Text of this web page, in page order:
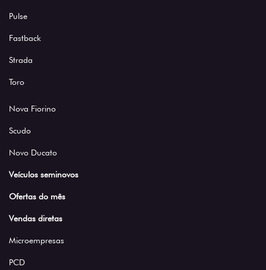
Pulse
Fastback
Strada
Toro
Nova Fiorino
Scudo
Novo Ducato
Veículos seminovos
Ofertas do mês
Vendas diretas
Microempresas
PCD